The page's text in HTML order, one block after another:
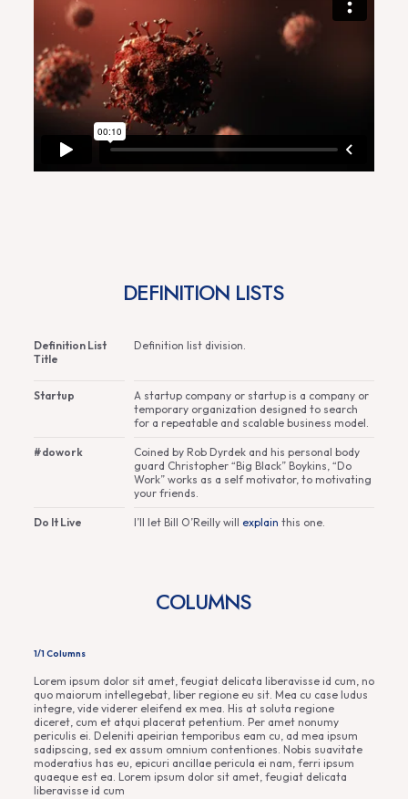
DEFINITION LISTS
Definition List
Title
Definition list division.
Startup
A startup company or startup is a company or
temporary organization designed to search
for a repeatable and scalable business model.
#dowork
Coined by Rob Dyrdek and his personal body
guard Christopher “Big Black” Boykins, “Do
Work” works as a self motivator, to motivating
your friends.
Do It Live I’ll let Bill O’Reilly will explain this one.
COLUMNS
1/1 Columns
Lorem ipsum dolor sit amet, feugiat delicata liberavisse id cum, no
quo maiorum intellegebat, liber regione eu sit. Mea cu case ludus
integre, vide viderer eleifend ex mea. His at soluta regione
diceret, cum et atqui placerat petentium. Per amet nonumy
periculis ei. Deleniti apeirian temporibus eam cu, ad mea ipsum
sadipscing, sed ex assum omnium contentiones. Nobis suavitate
moderatius has eu, epicuri ancillae pericula ei nam, ferri ipsum
quaeque est ea. Lorem ipsum dolor sit amet, feugiat delicata
liberavisse id cum